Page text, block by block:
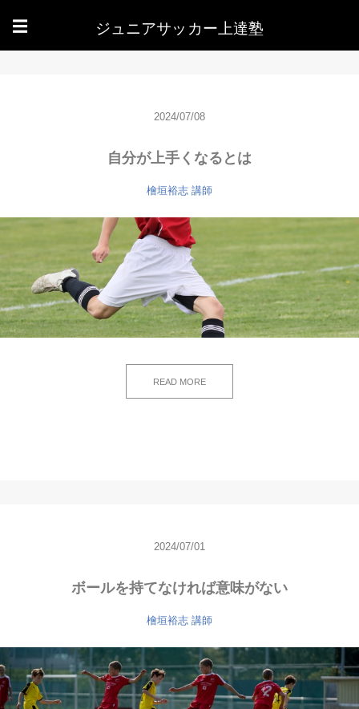
☰ ジュニアサッカー上達塾
2024/07/08
自分が上手くなるとは
檜垣裕志 講師
READ MORE
2024/07/01
ボールを持てなければ意味がない
檜垣裕志 講師